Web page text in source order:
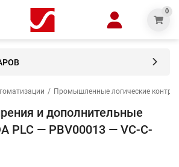
0
/ Промышленные логические
и дополнительные
PLC — PBV00013 — VC-C-